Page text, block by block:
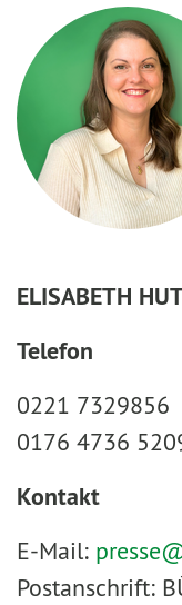
ELISABETH
Telefon
0221 7329856
0176 4736
Kontakt
E-Mail:
Postanschrift: